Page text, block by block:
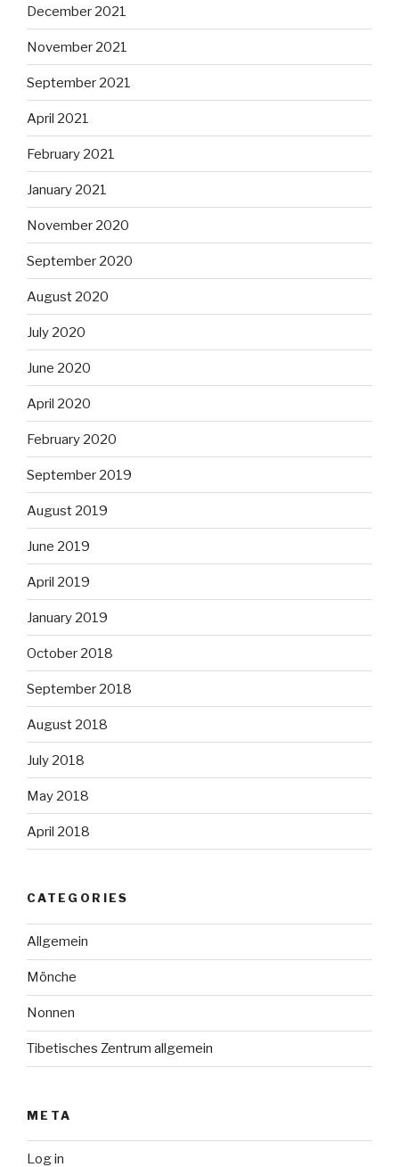
December 2021
November 2021
September 2021
April 2021
February 2021
January 2021
November 2020
September 2020
August 2020
July 2020
June 2020
April 2020
February 2020
September 2019
August 2019
June 2019
April 2019
January 2019
October 2018
September 2018
August 2018
July 2018
May 2018
April 2018
CATEGORIES
Allgemein
Mönche
Nonnen
Tibetisches Zentrum allgemein
META
Log in